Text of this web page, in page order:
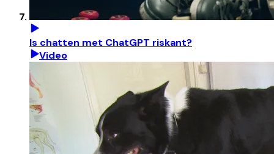
Is chatten met ChatGPT riskant?
Video